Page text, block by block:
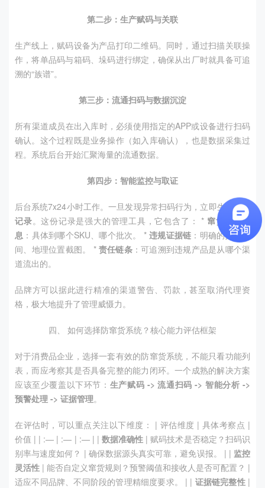
第二步：生产赋码与关联
生产线上，赋码设备为产品打印二维码。同时，通过扫描关联操
作，将单品码与箱码、垛码进行绑定，确保从出厂时就具备可追
溯的“族谱”。
第三步：流通扫码与数据沉淀
所有渠道成员在出入库时，必须使用指定的APP或设备进行扫码
确认。这个过程既是业务操作（如入库确认），也是数据采集过
程。系统后台开始汇聚海量的流通数据。
第四步：智能监控与取证
后台系统7x24小时工作。一旦发现异常扫码行为，立即生成窜货
记录。这份记录是强大的管理工具，它包含了： * 窜货产品信
息 ：具体到哪个SKU、哪个批次。 *违规证据链 ：明确的扫码时
间、地理位置截图。 * 责任链条：可追溯到违规产品是从哪个渠
道流出的。
品牌方可以据此进行精准的渠道警告、罚款，甚至取消代理资
格，极大地提升了管理威慑力。
四、 如何选择防窜货系统？核心能力评估框架
对于消费品企业，选择一套有效的防窜货系统，不能只看功能列
表，而应考察其是否具备完整的能力闭环。一个成熟的解决方案
应该至少覆盖以下环节： 生产赋码 ->流通扫码 -> 智能分析 ->
预警处理 -> 证据管理。
在评估时，可以重点关注以下维度： | 评估维度 | 具体考察点 |
价值 | | :— | :— | :— | | 数据准确性 | 赋码技术是否稳定？扫码识
别率与速度如何？ | 确保数据源头真实可靠，避免误报。 | | 监控
灵活性 | 能否自定义窜货规则？预警阈值和接收人是否可配置？ |
适应不同品牌、不同阶段的管理精细度要求。 | | 证据链完整性|